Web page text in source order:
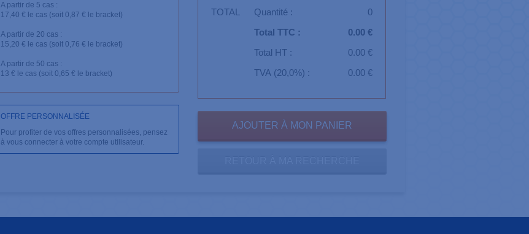
A partir de 5 cas :
17,40 € le cas (soit 0,87 € le bracket)
A partir de 20 cas :
15,20 € le cas (soit 0,76 € le bracket)
A partir de 50 cas :
13 € le cas (soit 0,65 € le bracket)
OFFRE PERSONNALISÉE
Pour profiter de vos offres personnalisées, pensez
à vous connecter à votre compte utilisateur.
TOTAL Quantité :
0
Total TTC :
0.00 €
Total HT :
0.00 €
TVA (20,0%) :
0.00 €